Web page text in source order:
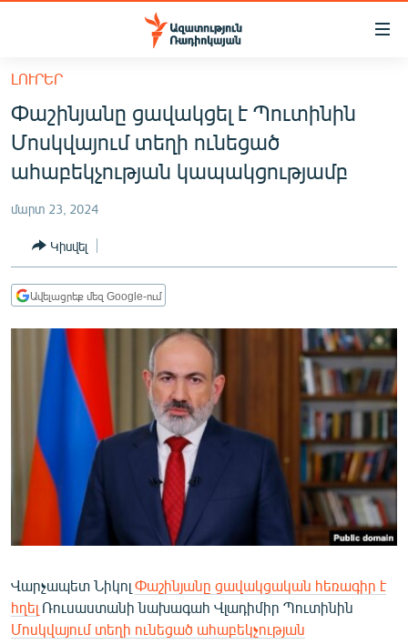
Մատչելիության
հիմնական
բովանդակությանը
Անցնել
հիմնական
մենյուին
ՀԱՅԱՍՏԱՆ
ՔԱՂԱՔԱԿԱՆ
ՀԱՍԱՐԱԿՈՒԹՅՈՒՆ
ՏՆՏԵՍՈՒԹՅՈՒՆ
ՂԱՐԱԲԱՂ
ՊԱՏԵՐԱԶՄԻ 6 ՇԱԲԱԹՆԵՐԸ
ՏԱՐԱԾԱՇՐՋԱՆ
ՄԻՋԱԶԳԱՅԻՆ
ՄՇԱԿՈՒՅԹ
ՍՊՈՐՏ
ՄԵԿՆԱԲԱՆՈՒԹՅՈՒՆ
ԿՈՐՈՆԱՎԻՐՈՒՍ
ԱՐԽԻՎ
ԼՈՒՐԵՐ
Փաշինյանը ցավակցել է Պուտինին
Մոսկվայում տեղի ունեցած
ահաբեկչության կապակցությամբ
մարտ 23, 2024
Կիսվել
Ավելացրեք մեզ Google-ում
Վարչապետ Նիկոլ Փաշինյանը ցավակցական հեռագիր է
հղել Ռուսաստանի նախագահ Վլադիմիր Պուտինին
Մոսկվայում տեղի ունեցած ահաբեկչության